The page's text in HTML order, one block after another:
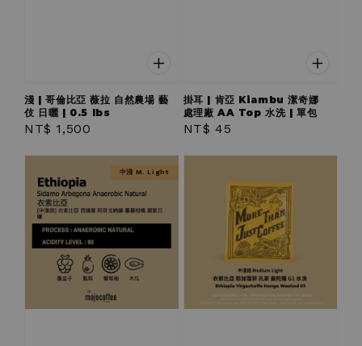
淺 | 哥倫比亞 薇拉 自然農場 藝
伎 日曬 | 0.5 lbs
Regular
NT$ 1,500
掛耳 | 肯亞 Kiambu 潔奇娜
處理廠 AA Top 水洗 | 單包
Regular
NT$ 45
中淺 M. Light